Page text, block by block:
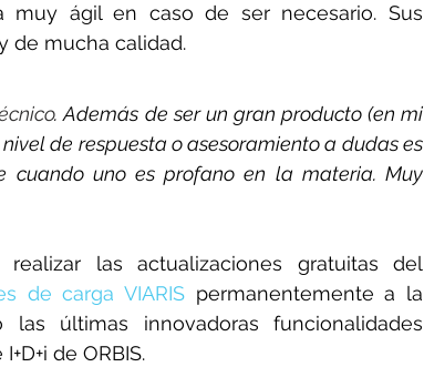
muy ágil en caso de ser necesario. Sus
de mucha calidad.
. Además de ser un gran producto (en mi
de respuesta o asesoramiento a dudas es
cuando uno es profano en la materia. Muy
las actualizaciones gratuitas del
de carga VIARIS
las últimas innovadoras funcionalidades
de ORBIS.